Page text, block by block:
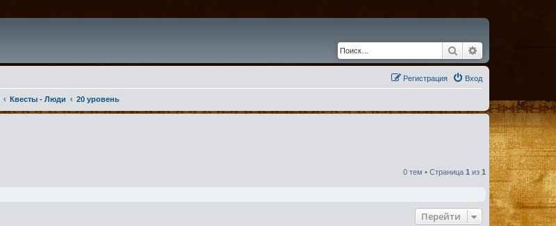
Поиск
Вход
Регистрация
Квесты - Люди 20 уровень
0 тем • Страница 1 из 1
Перейти